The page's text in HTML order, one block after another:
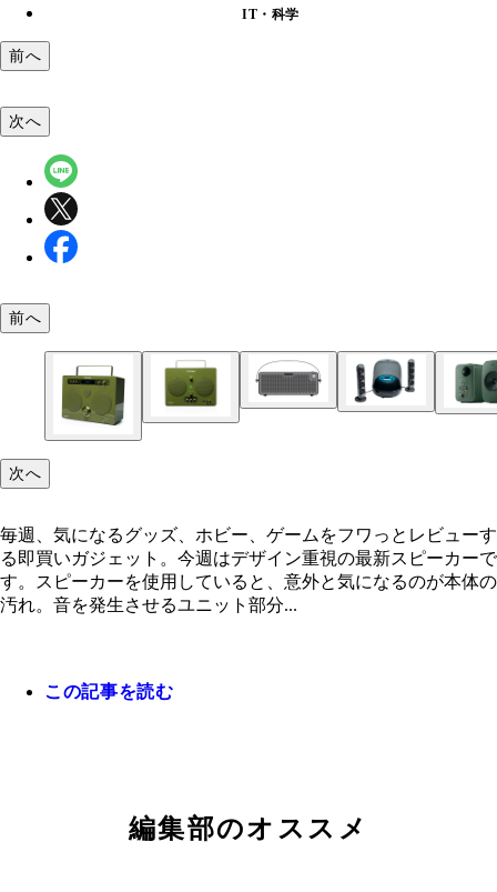
IT・科学
前へ
SongBook MAX Tivoli Audio／各11万円
Pulze Hotone／実勢価格各4万9500円前後
SoundSticks 4 ハーマンインターナショナル／4万
LSX II LT KEF／各13万7500円
次へ
前へ
次へ
毎週、気になるグッズ、ホビー、ゲームをフワっとレビューす
る即買いガジェット。今週はデザイン重視の最新スピーカーで
す。スピーカーを使用していると、意外と気になるのが本体の
汚れ。音を発生させるユニット部分...
この記事を読む
編集部のオススメ